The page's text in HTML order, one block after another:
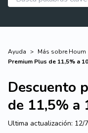
Ayuda > Más sobre Houm
Premium Plus de 11,5% a
Descuento
de 11,5% a
Ultima actualización: 12/